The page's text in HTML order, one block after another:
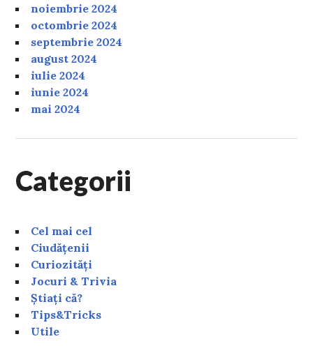
noiembrie 2024
octombrie 2024
septembrie 2024
august 2024
iulie 2024
iunie 2024
mai 2024
Categorii
Cel mai cel
Ciudățenii
Curiozități
Jocuri & Trivia
Știați că?
Tips&Tricks
Utile